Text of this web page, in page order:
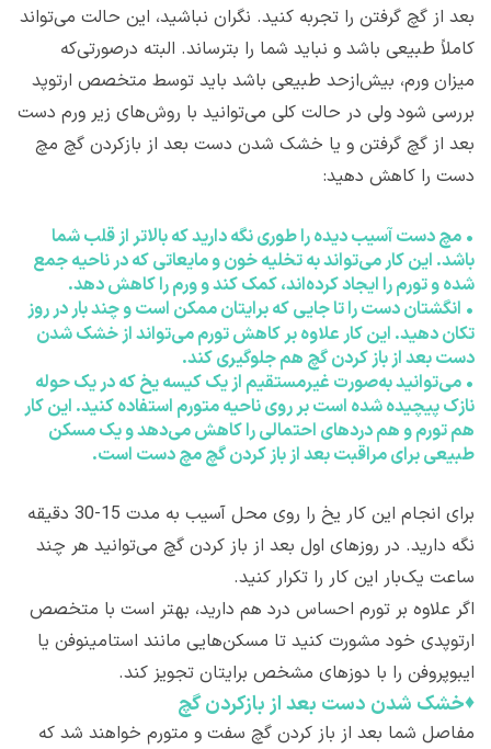
بعد از گچ گرفتن را تجربه کنید. نگران نباشید، این حالت می‌تواند
کاملاً طبیعی باشد و نباید شما را بترساند. البته درصورتی‌که
میزان ورم، بیش‌ازحد طبیعی باشد باید توسط متخصص ارتوپد
بررسی شود ولی در حالت کلی می‌توانید با روش‌های زیر ورم دست
بعد از گچ گرفتن و یا خشک شدن دست بعد از بازکردن گچ مچ
دست را کاهش دهید:
• مچ دست آسیب دیده را طوری نگه دارید که بالاتر از قلب شما
باشد. این کار می‌تواند به تخلیه خون و مایعاتی که در ناحیه جمع
شده و تورم را ایجاد کرده‌اند، کمک کند و ورم را کاهش دهد.
• انگشتان دست را تا جایی که برایتان ممکن است و چند بار در روز
تکان دهید. این کار علاوه بر کاهش تورم می‌تواند از خشک شدن
دست بعد از باز کردن گچ هم جلوگیری کند.
• می‌توانید به‌صورت غیرمستقیم از یک کیسه یخ که در یک حوله
نازک پیچیده شده است بر روی ناحیه متورم استفاده کنید. این کار
هم تورم و هم دردهای احتمالی را کاهش می‌دهد و یک مسکن
طبیعی برای مراقبت بعد از باز کردن گچ مچ دست است.
برای انجام این کار یخ را روی محل آسیب به مدت 15-30 دقیقه
نگه دارید. در روزهای اول بعد از باز کردن گچ می‌توانید هر چند
ساعت یک‌بار این کار را تکرار کنید.
اگر علاوه بر تورم احساس درد هم دارید، بهتر است با متخصص
ارتوپدی خود مشورت کنید تا مسکن‌هایی مانند استامینوفن یا
ایبوپروفن را با دوزهای مشخص برایتان تجویز کند.
♦خشک شدن دست بعد از بازکردن گچ
مفاصل شما بعد از باز کردن گچ سفت و متورم خواهند شد که